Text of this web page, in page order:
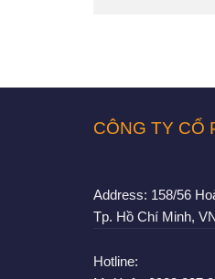
CÔNG TY CỔ
Address: 158/56
Tp. Hồ Chí Minh,
Hotline: